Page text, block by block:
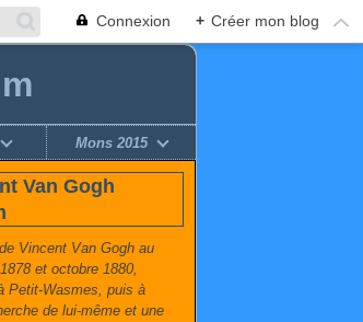
Connexion + Créer mon blog
Mons 2015
Van Gogh
Vincent Van Gogh au
et octobre 1880,
Petit-Wasmes, puis à
de lui-même et une